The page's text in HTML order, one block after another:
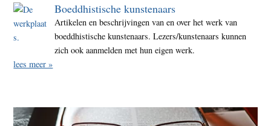
Boeddhistische kunstenaars
Artikelen en beschrijvingen van en over het werk van
boeddhistische kunstenaars. Lezers/kunstenaars kunnen
zich ook aanmelden met hun eigen werk.
lees meer »